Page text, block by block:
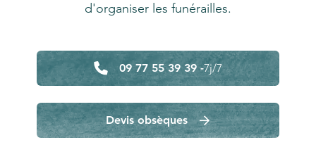
d'organiser les funérailles.
09 77 55 39 39 -7j/7
Devis obsèques